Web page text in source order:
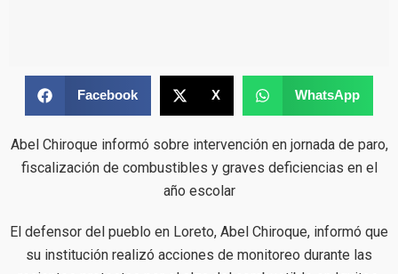
Facebook X WhatsApp
Abel Chiroque informó sobre intervención en jornada de paro,
fiscalización de combustibles y graves deficiencias en el
año escolar
El defensor del pueblo en Loreto, Abel Chiroque, informó que
su institución realizó acciones de monitoreo durante las